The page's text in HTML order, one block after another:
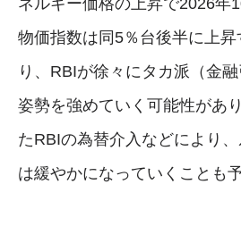
物価指数は同5％台後半に上
り、RBIが徐々にタカ派（金融
姿勢を強めていく可能性があ
たRBIの為替介入などにより
は緩やかになっていくことも